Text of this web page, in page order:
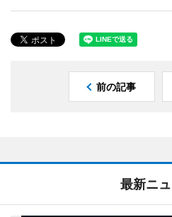
前の記事
最新ニ